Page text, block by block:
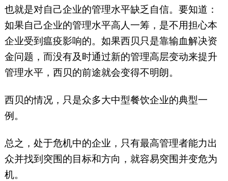
也就是对自己企业的管理水平缺乏自信。要知道：
如果自己企业的管理水平高人一筹，是不用担心本
企业受到瘟疫影响的。如果西贝只是靠输血解决资
金问题，而没有及时通过新的管理高层变动来提升
管理水平，西贝的前途就会变得不明朗。
西贝的情况，只是众多大中型餐饮企业的典型一
例。
总之，处于危机中的企业，只有最高管理者能力出
众并找到突围的目标和方向，就容易突围并变危为
机。